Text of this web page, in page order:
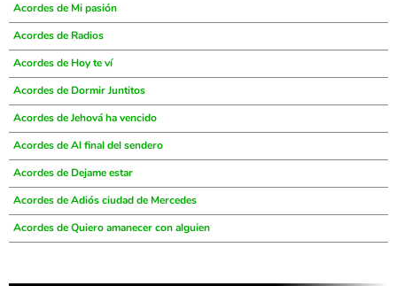
Acordes de Mi pasión
Acordes de Radios
Acordes de Hoy te ví
Acordes de Dormir Juntitos
Acordes de Jehová ha vencido
Acordes de Al final del sendero
Acordes de Dejame estar
Acordes de Adiós ciudad de Mercedes
Acordes de Quiero amanecer con alguien